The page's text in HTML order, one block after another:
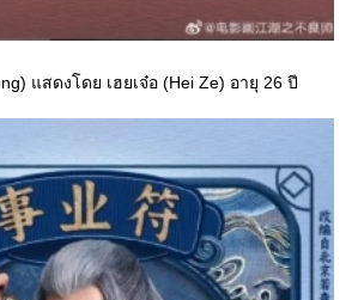
แสดงโดย เฮยเจ๋อ (Hei Ze) อายุ 26 ปี